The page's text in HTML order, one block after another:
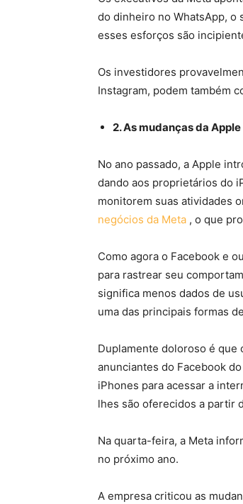
do dinheiro no WhatsApp, o
esses esforços são
Os investidores
Instagram, podem também
2. As mudanças da
No ano passado, a Apple
dando aos proprietários do
monitorem suas atividades
negócios da Meta , o que
Como agora o Facebook e
para rastrear seu
significa menos dados de
uma das principais formas
Duplamente doloroso é que
anunciantes do Facebook
iPhones para acessar a
lhes são oferecidos a partir
Na quarta-feira, a Meta
no próximo ano.
A empresa criticou as